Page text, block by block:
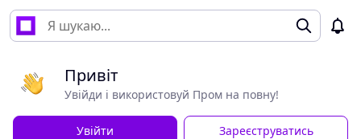
Привіт
Увійди і використовуй Пром на повну!
Увійти Зареєструватись